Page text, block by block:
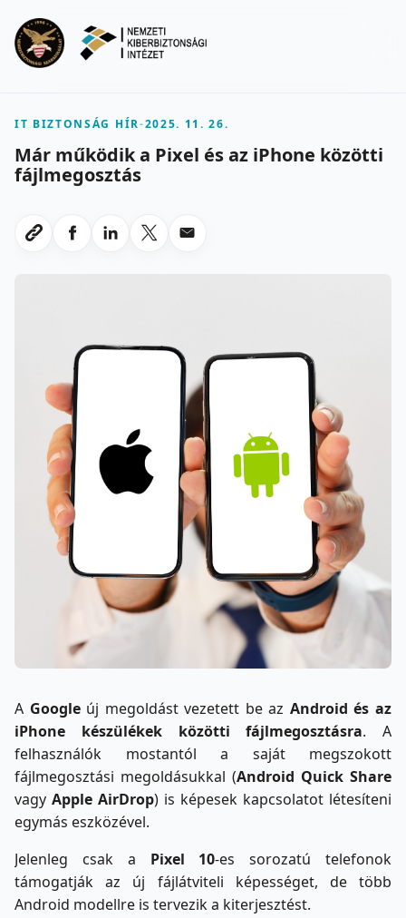
IT BIZTONSÁG HÍR-2025. 11. 26.
Már működik a Pixel és az iPhone közötti
fájlmegosztás
Link masolasa
Megosztas Facebookon
Megosztas LinkedInen
Megosztas X-en
Megosztas emailben
A Googleúj megoldást vezetett be az Android és az
iPhone készülékek közötti fájlmegosztásra. A
felhasználók mostantól a saját megszokott
fájlmegosztási megoldásukkal (Android Quick Share
vagy Apple AirDrop) is képesek kapcsolatot létesíteni
egymás eszközével.
Jelenleg csak a Pixel 10-es sorozatú telefonok
támogatják az új fájlátviteli képességet, de több
Android modellre is tervezik a kiterjesztést.